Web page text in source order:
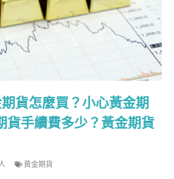
貨怎麼買？小心黃金期
貨手續費多少？黃金期貨
黃金期貨